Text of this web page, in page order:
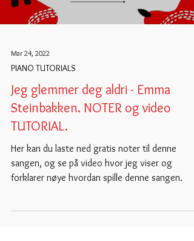
Mar 24, 2022
PIANO TUTORIALS
Jeg glemmer deg aldri - Emma
Steinbakken. NOTER og video
TUTORIAL.
Her kan du laste ned gratis noter til denne
sangen, og se på video hvor jeg viser og
forklarer nøye hvordan spille denne sangen.